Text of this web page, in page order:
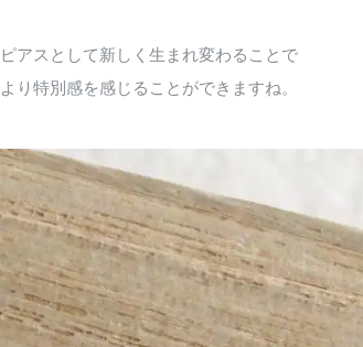
ピアスとして新しく生まれ変わることで
より特別感を感じることができますね。